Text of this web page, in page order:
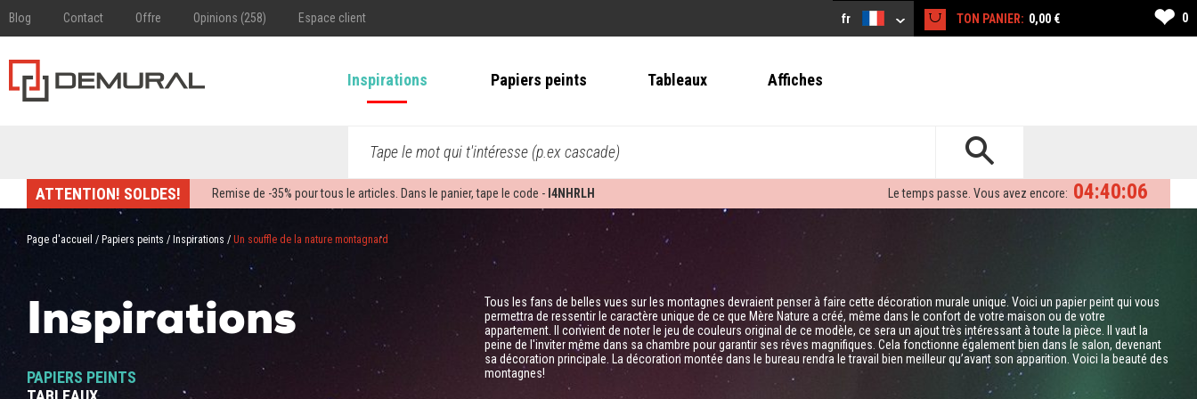
Blog Contact Offre Opinions (258) Espace client fr TON PANIER: 0,00 € ❤ 0
Inspirations Papiers peints Tableaux Affiches
Tape le mot qui t'intéresse (p.ex cascade)
ATTENTION! SOLDES! Remise de -35% pour tous le articles. Dans le panier, tape le code - I4NHRLH 04:40:05
Le temps passe. Vous avez encore:
Page d'accueil / Papiers peints / Inspirations / Un souffle de la nature montagnard
Inspirations
PAPIERS PEINTS
Tous les fans de belles vues sur les montagnes devraient penser à faire cette décoration murale unique. Voici un papier peint qui vous
permettra de ressentir le caractère unique de ce que Mère Nature a créé, même dans le confort de votre maison ou de votre
appartement. Il convient de noter le jeu de couleurs original de ce modèle, ce sera un ajout très intéressant à toute la pièce. Il vaut la
peine de l'inviter même dans sa chambre pour garantir ses rêves magnifiques. Cela fonctionne également bien dans le salon, devenant
sa décoration principale. La décoration montée dans le bureau rendra le travail bien meilleur qu’avant son apparition. Voici la beauté des
montagnes!